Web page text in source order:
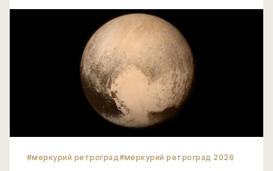
#меркурий ретроград#меркурий ретроград 2026